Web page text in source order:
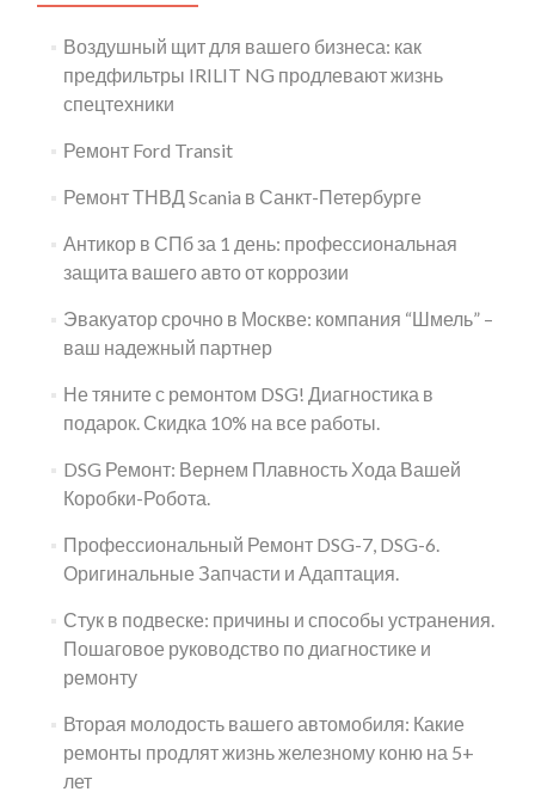
Воздушный щит для вашего бизнеса: как
предфильтры IRILIT NG продлевают жизнь
спецтехники
Ремонт Ford Transit
Ремонт ТНВД Scania в Санкт-Петербурге
Антикор в СПб за 1 день: профессиональная
защита вашего авто от коррозии
Эвакуатор срочно в Москве: компания “Шмель” –
ваш надежный партнер
Не тяните с ремонтом DSG! Диагностика в
подарок. Скидка 10% на все работы.
DSG Ремонт: Вернем Плавность Хода Вашей
Коробки-Робота.
Профессиональный Ремонт DSG-7, DSG-6.
Оригинальные Запчасти и Адаптация.
Стук в подвеске: причины и способы устранения.
Пошаговое руководство по диагностике и
ремонту
Вторая молодость вашего автомобиля: Какие
ремонты продлят жизнь железному коню на 5+
лет